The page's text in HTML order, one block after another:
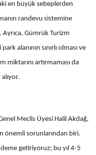
en büyük sebeplerden
randevu sistemine
Ayrıca, Gümrük Turizm
alanının sınırlı olması ve
miktarını artırmaması da
Meclis Üyesi Halil Akdağ,
önemli sorunlarından biri.
getiriyoruz; bu yıl 4-5